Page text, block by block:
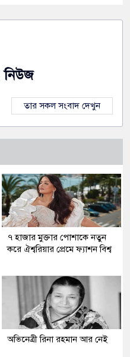
নিউজ
তার সকল সংবাদ দেখুন
৭ হাজার মুক্তার পোশাকে নতুন
করে ঐশ্বরিয়ার প্রেমে ফ্যাশন বিশ্ব
অভিনেত্রী রিনা রহমান আর নেই